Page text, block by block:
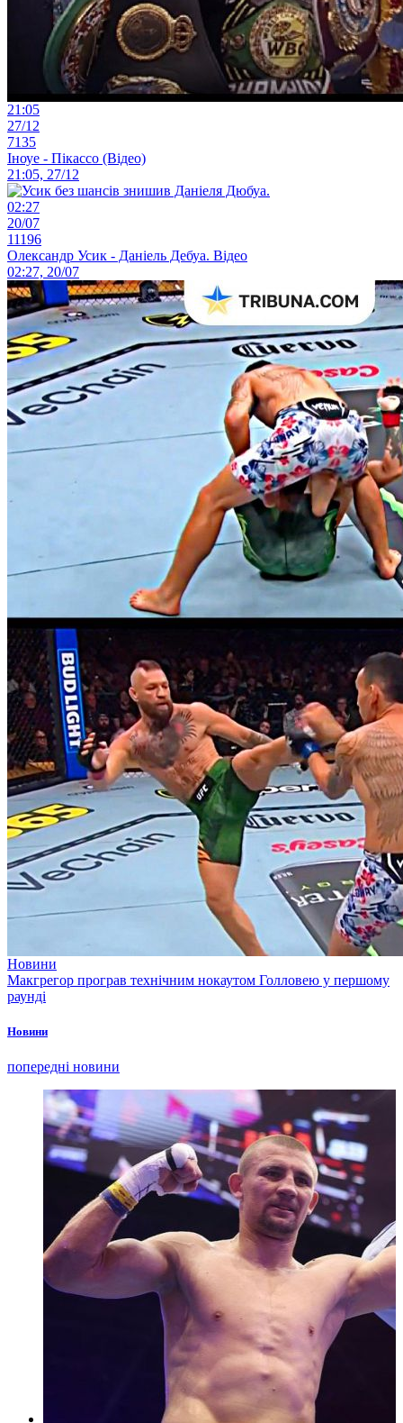
21:05
27/12
7135
Іноуе - Пікассо (Відео)
21:05, 27/12
02:27
20/07
11196
Олександр Усик - Даніель Дебуа. Відео
02:27, 20/07
Новини
Макгрегор програв технічним нокаутом Голловею у першому
раунді
Новини
попередні новини